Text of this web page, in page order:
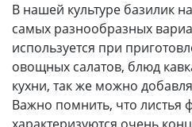
В нашей культуре базилик
самых разнообразных
используется при
овощных салатов, блюд
кухни, так же можно
Важно помнить, что листья